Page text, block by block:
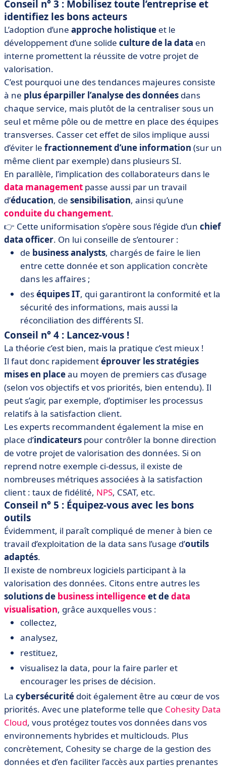
Conseil n° 3 : Mobilisez toute l’entreprise et
identifiez les bons acteurs
L’adoption d’une approche holistique et le
développement d’une solide culture de la data en
interne promettent la réussite de votre projet de
valorisation.
C’est pourquoi une des tendances majeures consiste
à ne plus éparpiller l’analyse des données dans
chaque service, mais plutôt de la centraliser sous un
seul et même pôle ou de mettre en place des équipes
transverses. Casser cet effet de silos implique aussi
d’éviter le fractionnement d’une information (sur un
même client par exemple) dans plusieurs SI.
En parallèle, l’implication des collaborateurs dans le
data management passe aussi par un travail
d’éducation, de sensibilisation, ainsi qu’une
conduite du changement.
👉 Cette uniformisation s’opère sous l’égide d’un chief
data officer. On lui conseille de s’entourer :
de business analysts, chargés de faire le lien
entre cette donnée et son application concrète
dans les affaires ;
deséquipes IT, qui garantiront la conformité et la
sécurité des informations, mais aussi la
réconciliation des différents SI.
Conseil n° 4 : Lancez-vous !
La théorie c’est bien, mais la pratique c’est mieux !
Il faut donc rapidementéprouver les stratégies
mises en placeau moyen de premiers cas d’usage
(selon vos objectifs et vos priorités, bien entendu). Il
peut s’agir, par exemple, d’optimiser les processus
relatifs à la satisfaction client.
Les experts recommandent également la mise en
place d’indicateurs pour contrôler la bonne direction
de votre projet de valorisation des données. Si on
reprend notre exemple ci-dessus, il existe de
nombreuses métriques associées à la satisfaction
client : taux de fidélité, NPS, CSAT, etc.
Conseil n° 5 : Équipez-vous avec les bons
outils
Évidemment, il paraît compliqué de mener à bien ce
travail d’exploitation de la data sans l’usage d’outils
adaptés.
Il existe de nombreux logiciels participant à la
valorisation des données. Citons entre autres les
solutions de business intelligenceet dedata
visualisation, grâce auxquelles vous :
collectez,
analysez,
restituez,
visualisez la data, pour la faire parler et
encourager les prises de décision.
La cybersécurité doit également être au cœur de vos
priorités. Avec une plateforme telle que Cohesity Data
Cloud, vous protégez toutes vos données dans vos
environnements hybrides et multiclouds. Plus
concrètement, Cohesity se charge de la gestion des
données et d’en faciliter l’accès aux parties prenantes